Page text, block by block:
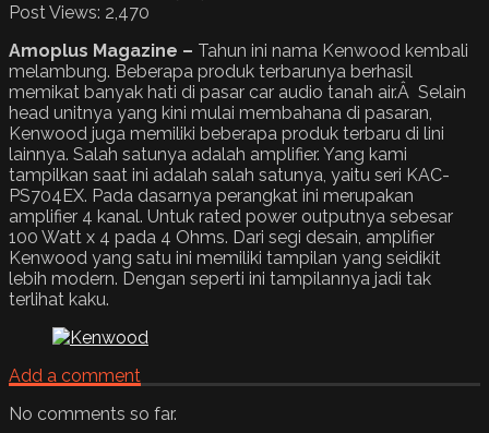
Post Views: 2,470
Amoplus Magazine – Tahun ini nama Kenwood kembali
melambung. Beberapa produk terbarunya berhasil
memikat banyak hati di pasar car audio tanah air.Â Selain
head unitnya yang kini mulai membahana di pasaran,
Kenwood juga memiliki beberapa produk terbaru di lini
lainnya. Salah satunya adalah amplifier. Yang kami
tampilkan saat ini adalah salah satunya, yaitu seri KAC-
PS704EX. Pada dasarnya perangkat ini merupakan
amplifier 4 kanal. Untuk rated power outputnya sebesar
100 Watt x 4 pada 4 Ohms. Dari segi desain, amplifier
Kenwood yang satu ini memiliki tampilan yang seidikit
lebih modern. Dengan seperti ini tampilannya jadi tak
terlihat kaku.
Add a comment
No comments so far.